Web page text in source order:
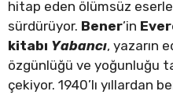
hitap eden ölümsüz
sürdürüyor. Bener’in
kitabı Yabancı, yazarın
özgünlüğü ve yoğunluğu
çekiyor. 1940’lı yıllardan